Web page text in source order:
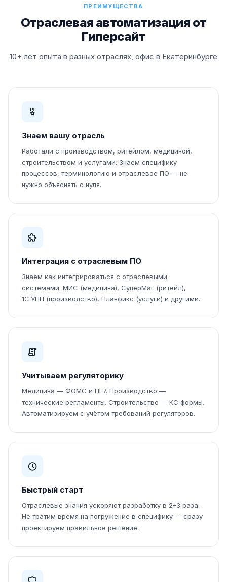
ПРЕИМУЩЕСТВА
Отраслевая автоматизация от
Гиперсайт
10+ лет опыта в разных отраслях, офис в Екатеринбурге
Знаем вашу отрасль
Работали с производством, ритейлом, медициной,
строительством и услугами. Знаем специфику
процессов, терминологию и отраслевое ПО — не
нужно объяснять с нуля.
Интеграция с отраслевым ПО
Знаем как интегрироваться с отраслевыми
системами: МИС (медицина), СуперМаг (ритейл),
1С:УПП (производство), Планфикс (услуги) и другими.
Учитываем регуляторику
Медицина — ФОМС и HL7. Производство —
технические регламенты. Строительство — КС формы.
Автоматизируем с учётом требований регуляторов.
Быстрый старт
Отраслевые знания ускоряют разработку в 2–3 раза.
Не тратим время на погружение в специфику — сразу
проектируем правильное решение.